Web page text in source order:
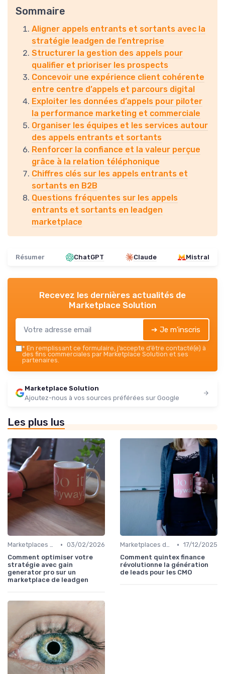
Sommaire
Aligner appels entrants et sortants avec la
stratégie leadgen de l’entreprise
Structurer la gestion des appels pour
qualifier et prioriser les prospects
Concevoir une expérience client cohérente
entre centre d’appels et parcours digital
Exploiter les données d’appels pour piloter
la performance marketing et commerciale
Organiser les équipes et les services autour
des appels entrants et sortants
Renforcer la confiance et la valeur perçue
grâce à la relation téléphonique
Chiffres clés sur les appels entrants et
sortants en B2B
Questions fréquentes sur les appels
entrants et sortants en leadgen
marketplace
Résumer ChatGPT Claude Mistral
Recevez les dernières actualités de
Marketplace Solution
➔ Je m'inscris
* En remplissant ce formulaire, j’accepte d’être contacté(e) à
des fins commerciales par Marketplace Solution et ses
partenaires.
Marketplace Solution
Ajoutez-nous à vos sources préférées sur Google
Les plus lus
Marketplaces de leadgen • 03/02/2026
Comment optimiser votre
stratégie avec gain
generator pro sur un
marketplace de leadgen
Marketplaces de leadgen • 17/12/2025
Comment quintex finance
révolutionne la génération
de leads pour les CMO